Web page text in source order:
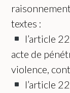
textes :
l’article
acte de
violence,
l’article